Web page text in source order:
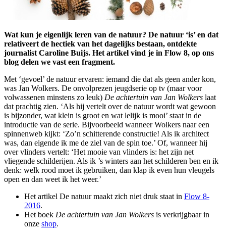
Wat kun je eigenlijk leren van de natuur? De natuur ‘is’ en dat
relativeert de hectiek van het dagelijks bestaan, ontdekte
journalist Caroline Buijs. Het artikel vind je in Flow 8, op ons
blog delen we vast een fragment.
Met ‘gevoel’ de natuur ervaren: iemand die dat als geen ander kon,
was Jan Wolkers. De onvolprezen jeugdserie op tv (maar voor
volwassenen minstens zo leuk) De achtertuin van Jan Wolkers laat
dat prachtig zien. ‘Als hij vertelt over de natuur wordt wat gewoon
is bijzonder, wat klein is groot en wat lelijk is mooi’ staat in de
introductie van de serie. Bijvoorbeeld wanneer Wolkers naar een
spinnenweb kijkt: ‘Zo’n schitterende constructie! Als ik architect
was, dan eigende ik me de ziel van de spin toe.’ Of, wanneer hij
over vlinders vertelt: ‘Het mooie van vlinders is: het zijn net
vliegende schilderijen. Als ik ’s winters aan het schilderen ben en ik
denk: welk rood moet ik gebruiken, dan klap ik even hun vleugels
open en dan weet ik het weer.’
Het artikel De natuur maakt zich niet druk staat in Flow 8-
2016.
Het boek De achtertuin van Jan Wolkers is verkrijgbaar in
onze shop.